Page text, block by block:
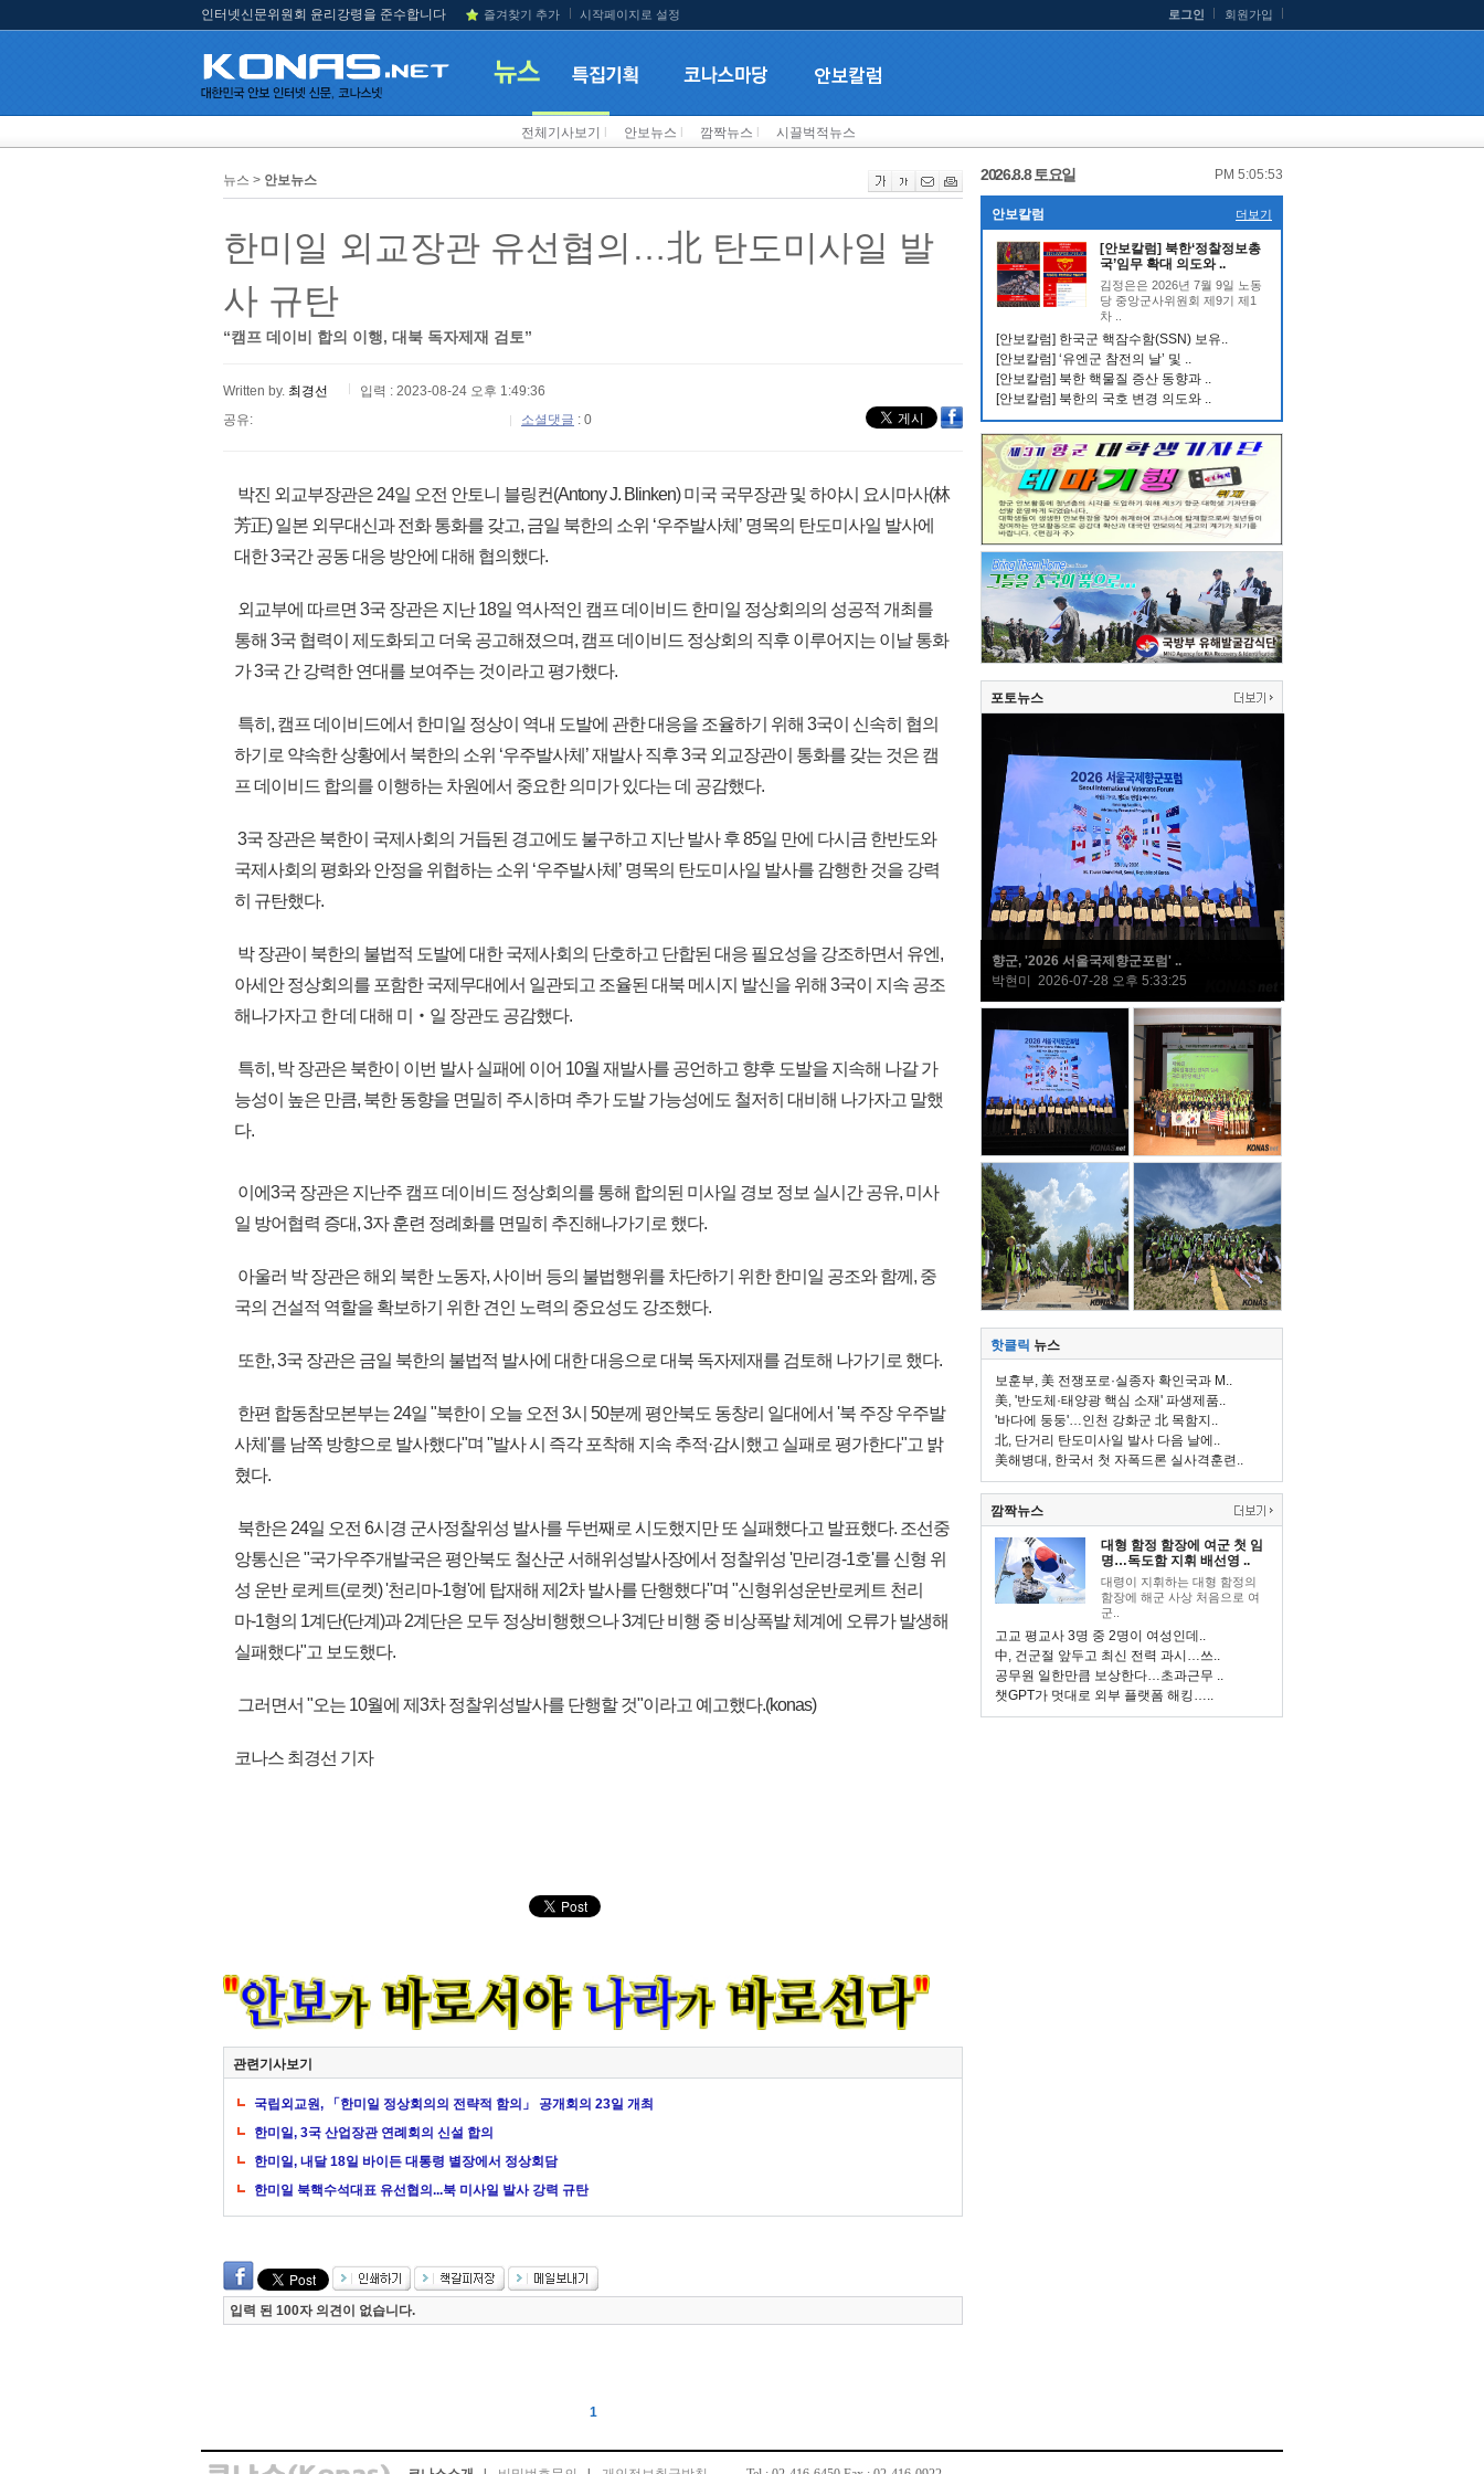
인터넷신문위원회 윤리강령을 준수합니다 즐겨찾기 추가 시작페이지로 설정 로그인 회원가입
전체기사보기 안보뉴스 깜짝뉴스 시끌벅적뉴스
뉴스 > 안보뉴스
한미일 외교장관 유선협의…北 탄도미사일 발
사 규탄
“캠프 데이비 합의 이행, 대북 독자제재 검토”
Written by. 최경선
입력 : 2023-08-24 오후 1:49:36
공유:
소셜댓글 : 0
박진 외교부장관은 24일 오전 안토니 블링컨(Antony J. Blinken) 미국 국무장관 및 하야시 요시마사(林
芳正) 일본 외무대신과 전화 통화를 갖고, 금일 북한의 소위 ‘우주발사체’ 명목의 탄도미사일 발사에
대한 3국간 공동 대응 방안에 대해 협의했다.
외교부에 따르면 3국 장관은 지난 18일 역사적인 캠프 데이비드 한미일 정상회의의 성공적 개최를
통해 3국 협력이 제도화되고 더욱 공고해졌으며, 캠프 데이비드 정상회의 직후 이루어지는 이날 통화
가 3국 간 강력한 연대를 보여주는 것이라고 평가했다.
특히, 캠프 데이비드에서 한미일 정상이 역내 도발에 관한 대응을 조율하기 위해 3국이 신속히 협의
하기로 약속한 상황에서 북한의 소위 ‘우주발사체’ 재발사 직후 3국 외교장관이 통화를 갖는 것은 캠
프 데이비드 합의를 이행하는 차원에서 중요한 의미가 있다는 데 공감했다.
3국 장관은 북한이 국제사회의 거듭된 경고에도 불구하고 지난 발사 후 85일 만에 다시금 한반도와
국제사회의 평화와 안정을 위협하는 소위 ‘우주발사체’ 명목의 탄도미사일 발사를 감행한 것을 강력
히 규탄했다.
박 장관이 북한의 불법적 도발에 대한 국제사회의 단호하고 단합된 대응 필요성을 강조하면서 유엔,
아세안 정상회의를 포함한 국제무대에서 일관되고 조율된 대북 메시지 발신을 위해 3국이 지속 공조
해나가자고 한 데 대해 미‧일 장관도 공감했다.
특히, 박 장관은 북한이 이번 발사 실패에 이어 10월 재발사를 공언하고 향후 도발을 지속해 나갈 가
능성이 높은 만큼, 북한 동향을 면밀히 주시하며 추가 도발 가능성에도 철저히 대비해 나가자고 말했
다.
이에3국 장관은 지난주 캠프 데이비드 정상회의를 통해 합의된 미사일 경보 정보 실시간 공유, 미사
일 방어협력 증대, 3자 훈련 정례화를 면밀히 추진해나가기로 했다.
아울러 박 장관은 해외 북한 노동자, 사이버 등의 불법행위를 차단하기 위한 한미일 공조와 함께, 중
국의 건설적 역할을 확보하기 위한 견인 노력의 중요성도 강조했다.
또한, 3국 장관은 금일 북한의 불법적 발사에 대한 대응으로 대북 독자제재를 검토해 나가기로 했다.
한편 합동참모본부는 24일 "북한이 오늘 오전 3시 50분께 평안북도 동창리 일대에서 '북 주장 우주발
사체'를 남쪽 방향으로 발사했다"며 "발사 시 즉각 포착해 지속 추적·감시했고 실패로 평가한다"고 밝
혔다.
북한은 24일 오전 6시경 군사정찰위성 발사를 두번째로 시도했지만 또 실패했다고 발표했다. 조선중
앙통신은 "국가우주개발국은 평안북도 철산군 서해위성발사장에서 정찰위성 '만리경-1호'를 신형 위
성 운반 로케트(로켓) '천리마-1형'에 탑재해 제2차 발사를 단행했다"며 "신형위성운반로케트 천리
마-1형의 1계단(단계)과 2계단은 모두 정상비행했으나 3계단 비행 중 비상폭발 체계에 오류가 발생해
실패했다"고 보도했다.
그러면서 "오는 10월에 제3차 정찰위성발사를 단행할 것"이라고 예고했다.(konas)
코나스 최경선 기자
관련기사보기
국립외교원, 「한미일 정상회의의 전략적 함의」 공개회의 23일 개최
한미일, 3국 산업장관 연례회의 신설 합의
한미일, 내달 18일 바이든 대통령 별장에서 정상회담
한미일 북핵수석대표 유선협의...북 미사일 발사 강력 규탄
입력 된 100자 의견이 없습니다.
1
2026.8.8 토요일 PM 5:05:53
안보칼럼 더보기
[안보칼럼] 북한‘정찰정보총
국’임무 확대 의도와 ..
김정은은 2026년 7월 9일 노동
당 중앙군사위원회 제9기 제1
차 ..
[안보칼럼] 한국군 핵잠수함(SSN) 보유..
[안보칼럼] ‘유엔군 참전의 날’ 및 ..
[안보칼럼] 북한 핵물질 증산 동향과 ..
[안보칼럼] 북한의 국호 변경 의도와 ..
포토뉴스
향군, '2026 서울국제향군포럼' ..
박현미 2026-07-28 오후 5:33:25
핫클릭 뉴스
보훈부, 美 전쟁포로·실종자 확인국과 M..
美, '반도체·태양광 핵심 소재' 파생제품..
'바다에 둥둥'…인천 강화군 北 목함지..
北, 단거리 탄도미사일 발사 다음 날에..
美해병대, 한국서 첫 자폭드론 실사격훈련..
깜짝뉴스
대형 함정 함장에 여군 첫 임
명…독도함 지휘 배선영 ..
대령이 지휘하는 대형 함정의
함장에 해군 사상 처음으로 여
군..
고교 평교사 3명 중 2명이 여성인데..
中, 건군절 앞두고 최신 전력 과시…쓰..
공무원 일한만큼 보상한다…초과근무 ..
챗GPT가 멋대로 외부 플랫폼 해킹…..